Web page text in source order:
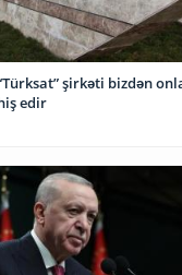
şirkəti bizdən
edir